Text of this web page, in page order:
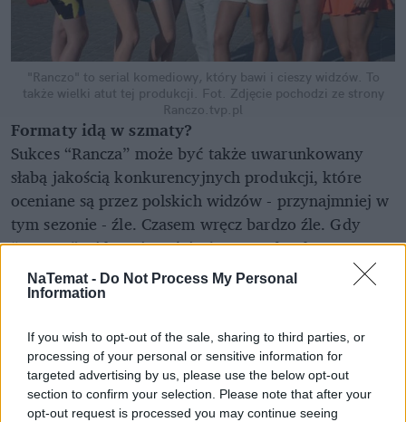
NaTemat - Do Not Process My Personal
Information
If you wish to opt-out of the sale, sharing to third parties, or
processing of your personal or sensitive information for
targeted advertising by us, please use the below opt-out
section to confirm your selection. Please note that after your
opt-out request is processed you may continue seeing
"Ranczo" to serial komediowy, który bawi i cieszy widzów. To
także wielki atut tej produkcji. Fot. Zdjęcie pochodzi ze strony
Ranczo.tvp.pl
Formaty idą w szmaty?
Sukces “Rancza” może być także uwarunkowany
słabą jakością konkurencyjnych produkcji, które
oceniane są przez polskich widzów - przynajmniej w
tym sezonie - źle. Czasem wręcz bardzo źle. Gdy
“Ranczu” widownia rośnie (w stosunku do
poprzedniego sezonu jest większa o 600 tysięcy
widzów), innym topnieje.
Jacek Rakowiecki, rzecznik prasowy TVP, wyjaśnia, że
stacja nieustannie poszukuje atrakcyjnych propozycji
filmów i seriali, które odpowiedzą na zapotrzebowanie
telewidzów. W tym celu pracownicy Agencji Produkcji